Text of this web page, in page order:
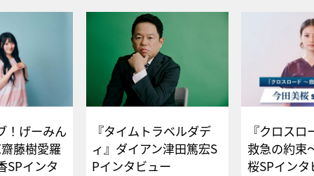
！げーみん
藤樹愛羅
SPインタ
『タイムトラベルダデ
ィ』ダイアン津田篤宏S
Pインタビュー
『クロス
救急の約束
桜SPイ